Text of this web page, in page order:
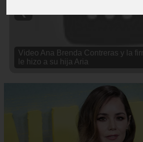
Video Ana Brenda Contreras y la
le hizo a su hija Aria